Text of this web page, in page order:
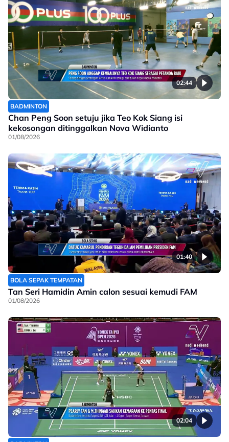
02:44
BADMINTON
Chan Peng Soon setuju jika Teo Kok Siang isi
kekosongan ditinggalkan Nova Widianto
01/08/2026
01:40
BOLA SEPAK TEMPATAN
Tan Seri Hamidin Amin calon sesuai kemudi FAM
01/08/2026
02:04